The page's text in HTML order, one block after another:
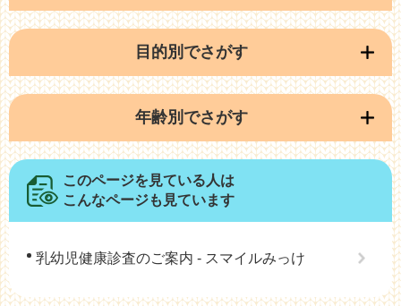
目的別でさがす
年齢別でさがす
このページを見ている人は
こんなページも見ています
乳幼児健康診査のご案内 - スマイルみっけ